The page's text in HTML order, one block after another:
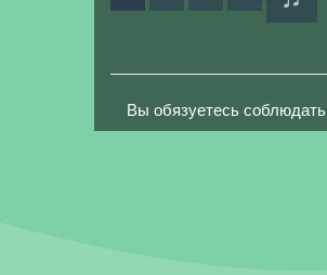
Вы обязуетесь соблюдать